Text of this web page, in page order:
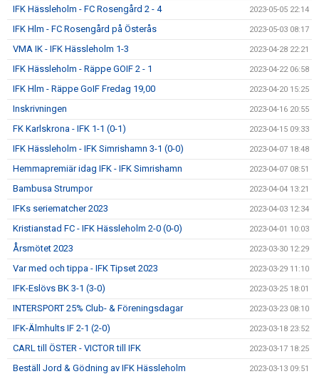
IFK Hässleholm - FC Rosengård 2 - 4 2023-05-05 22:14
IFK Hlm - FC Rosengård på Österås 2023-05-03 08:17
VMA IK - IFK Hässleholm 1-3 2023-04-28 22:21
IFK Hässleholm - Räppe GOIF 2 - 1 2023-04-22 06:58
IFK Hlm - Räppe GoIF Fredag 19,00 2023-04-20 15:25
Inskrivningen 2023-04-16 20:55
FK Karlskrona - IFK 1-1 (0-1) 2023-04-15 09:33
IFK Hässleholm - IFK Simrishamn 3-1 (0-0) 2023-04-07 18:48
Hemmapremiär idag IFK - IFK Simrishamn 2023-04-07 08:51
Bambusa Strumpor 2023-04-04 13:21
IFKs seriematcher 2023 2023-04-03 12:34
Kristianstad FC - IFK Hässleholm 2-0 (0-0) 2023-04-01 10:03
Årsmötet 2023 2023-03-30 12:29
Var med och tippa - IFK Tipset 2023 2023-03-29 11:10
IFK-Eslövs BK 3-1 (3-0) 2023-03-25 18:01
INTERSPORT 25% Club- & Föreningsdagar 2023-03-23 08:10
IFK-Älmhults IF 2-1 (2-0) 2023-03-18 23:52
CARL till ÖSTER - VICTOR till IFK 2023-03-17 18:25
Beställ Jord & Gödning av IFK Hässleholm 2023-03-13 09:51